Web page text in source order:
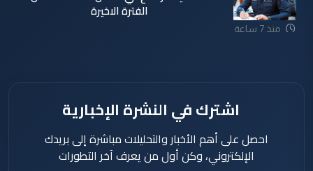
منذ 7 ساعة
الفترة الاخيرة
اشترك في النشرة الإخبارية
احصل على أهم الأخبار والتحليلات مباشرة إلى بريدك
الإلكتروني، وكن أول من يعرف آخر التطورات